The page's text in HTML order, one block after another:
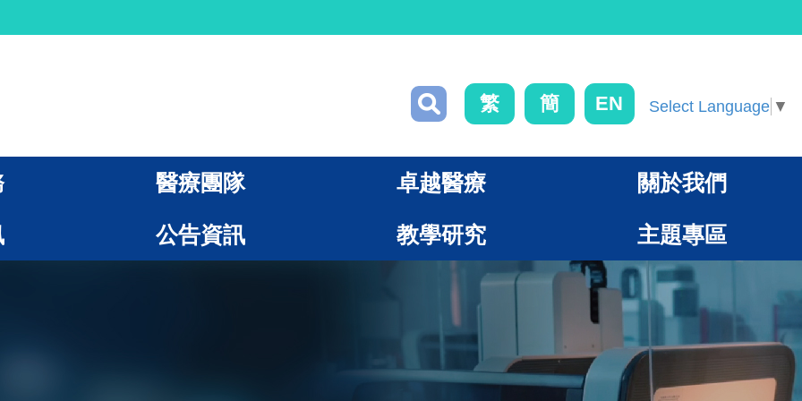
繁 簡 EN Select Language ▼
醫療團隊 卓越醫療 關於我們
公告資訊 教學研究 主題專區